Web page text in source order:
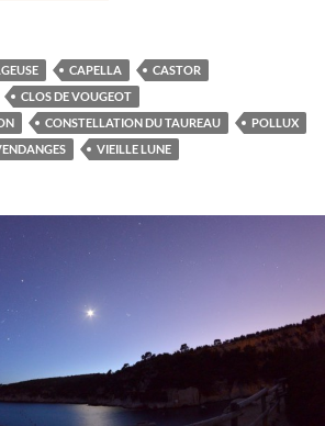
CAPELLA
CASTOR
CLOS DE VOUGEOT
CONSTELLATION DU TAUREAU
POLLUX
VIEILLE LUNE